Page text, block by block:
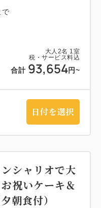
大人 2名 1 室
税・サービス料込
合計 93,654円~
で
日付を選択
シャリオで大
祝いケーキ＆
朝食付）